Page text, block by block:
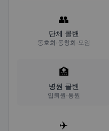
👥
단체 콜밴
동호회·동창회·모임
🏥
병원 콜밴
입퇴원·통원
✈️